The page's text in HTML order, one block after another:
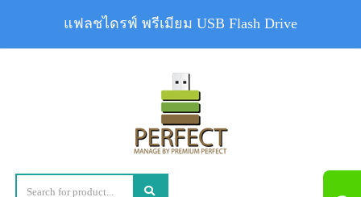
แฟลชไดรฟ์ พรีเมียม USB Flash Drive